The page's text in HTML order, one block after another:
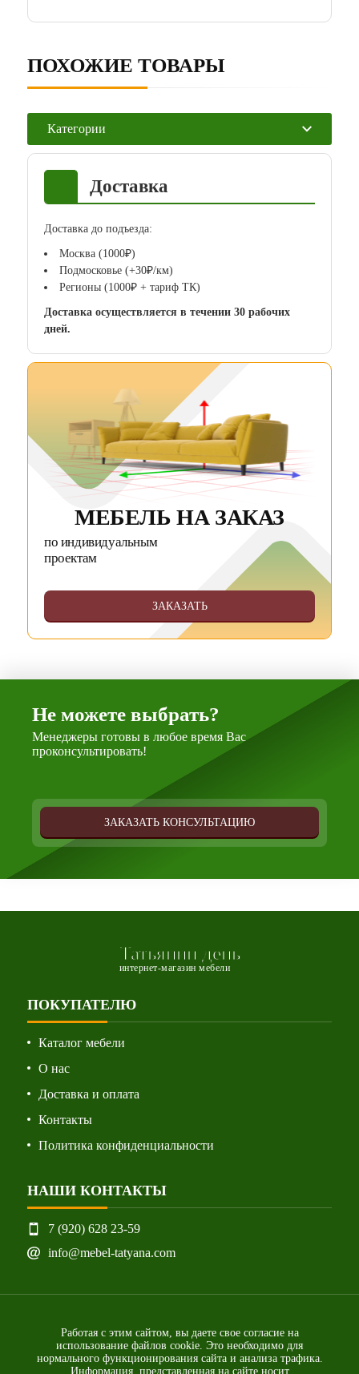
Категории
Доставка
Доставка до подъезда:
Москва (1000₽)
Подмосковье (+30₽/км)
Регионы (1000₽ + тариф ТК)
Доставка осуществляется в течении 30 рабочих
дней.
МЕБЕЛЬ НА ЗАКАЗ
по индивидуальным
проектам
ЗАКАЗАТЬ
ПОХОЖИЕ ТОВАРЫ
Не можете выбрать?
Менеджеры готовы в любое время Вас
проконсультировать!
ЗАКАЗАТЬ КОНСУЛЬТАЦИЮ
Татьянин день
интернет-магазин мебели
ПОКУПАТЕЛЮ
Каталог мебели
О нас
Доставка и оплата
Контакты
Политика конфиденциальности
НАШИ КОНТАКТЫ
7 (920) 628 23-59
info@mebel-tatyana.com
Работая с этим сайтом, вы даете свое согласие на
использование файлов cookie. Это необходимо для
нормального функционирования сайта и анализа трафика.
Информация, представленная на сайте носит